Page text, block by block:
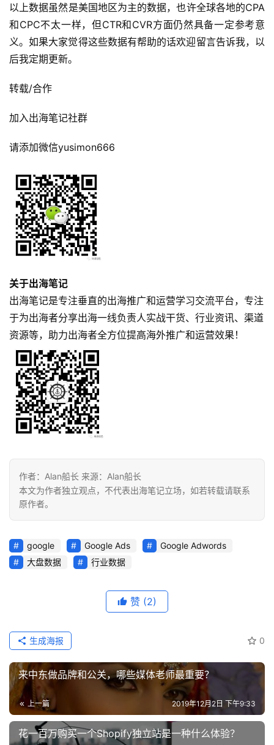
以上数据虽然是美国地区为主的数据，也许全球各地的CPA
和CPC不太一样，但CTR和CVR方面仍然具备一定参考意
义。如果大家觉得这些数据有帮助的话欢迎留言告诉我，以
后我定期更新。
转载/合作
加入出海笔记社群
请添加微信yusimon666
关于出海笔记
出海笔记是专注垂直的出海推广和运营学习交流平台，专注
于为出海者分享出海一线负责人实战干货、行业资讯、渠道
资源等，助力出海者全方位提高海外推广和运营效果！
作者：Alan船长 来源：Alan船长
本文为作者独立观点，不代表出海笔记立场，如若转载请联系
原作者。
google Google Ads
Google Adwords
大盘数据
行业数据
赞 (2)
0
生成海报
来中东做品牌和公关，哪些媒体老师最重要？
上一篇 2019年12月2日 下午9:33
花一百万购买一个Shopify独立站是一种什么体验？